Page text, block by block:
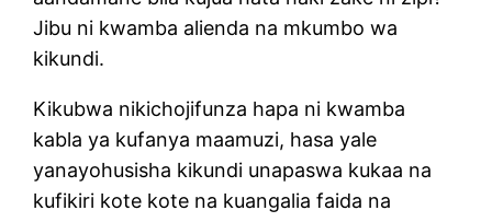
Jibu ni kwamba alienda na mkumbo wa
kikundi.
Kikubwa nikichojifunza hapa ni kwamba
kabla ya kufanya maamuzi, hasa yale
yanayohusisha kikundi unapaswa kukaa na
kufikiri kote kote na kuangalia faida na